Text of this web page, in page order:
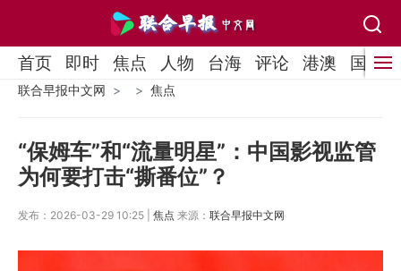
首页 即时 焦点 人物 台海 评论 港澳 国际
联合早报中文网 焦点
“保姆车”和“流量明星”：中国影视监管
为何要打击“撕番位”？
发布：2026-03-29 10:25 | 焦点 来源： 联合早报中文网